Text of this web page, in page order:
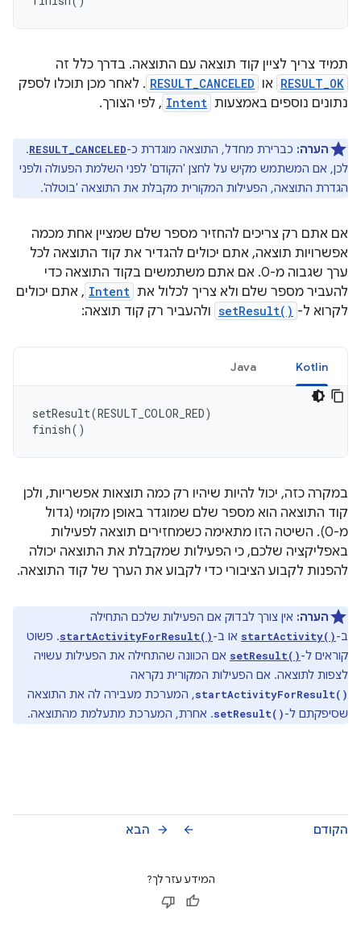
תמיד צריך לציין קוד תוצאה עם התוצאה. בדרך כלל זה
RESULT_OK או RESULT_CANCELED . לאחר מכן תוכלו לספק
נתונים נוספים באמצעות Intent , לפי הצורך.
הערה: כברירת מחדל, התוצאה מוגדרת כ-RESULT_CANCELED
.
לכן, אם המשתמש מקיש על לחצן 'הקודם' לפני השלמת הפעולה ולפני
הגדרת התוצאה, הפעילות המקורית מקבלת את התוצאה 'בוטלה'.
אם אתם רק צריכים להחזיר מספר שלם שמציין אחת מכמה
אפשרויות תוצאה, אתם יכולים להגדיר את קוד התוצאה לכל
ערך שגבוה מ-0. אם אתם משתמשים בקוד התוצאה כדי
להעביר מספר שלם ולא צריך לכלול את Intent , אתם יכולים
לקרוא ל- setResult() ולהעביר רק קוד תוצאה:
Kotlin
Java
setResult(RESULT_COLOR_RED)
finish()
במקרה כזה, יכול להיות שיהיו רק כמה תוצאות אפשריות, ולכן
קוד התוצאה הוא מספר שלם שמוגדר באופן מקומי (גדול
מ-0). השיטה הזו מתאימה כשמחזירים תוצאה לפעילות
באפליקציה שלכם, כי הפעילות שמקבלת את התוצאה יכולה
להפנות לקבוע הציבורי כדי לקבוע את הערך של קוד התוצאה.
הערה: אין צורך לבדוק אם הפעילות שלכם התחילה
ב-startActivity() או ב-startActivityForResult(). פשוט
קוראים ל-setResult() אם הכוונה שהתחילה את הפעילות עשויה
לצפות לתוצאה. אם הפעילות המקורית נקראה
startActivityForResult(), המערכת מעבירה לה את התוצאה
שסיפקתם ל-setResult(). אחרת, המערכת מתעלמת מהתוצאה.
הקודם arrow_back הבא arrow_forward
המידע עזר לך?